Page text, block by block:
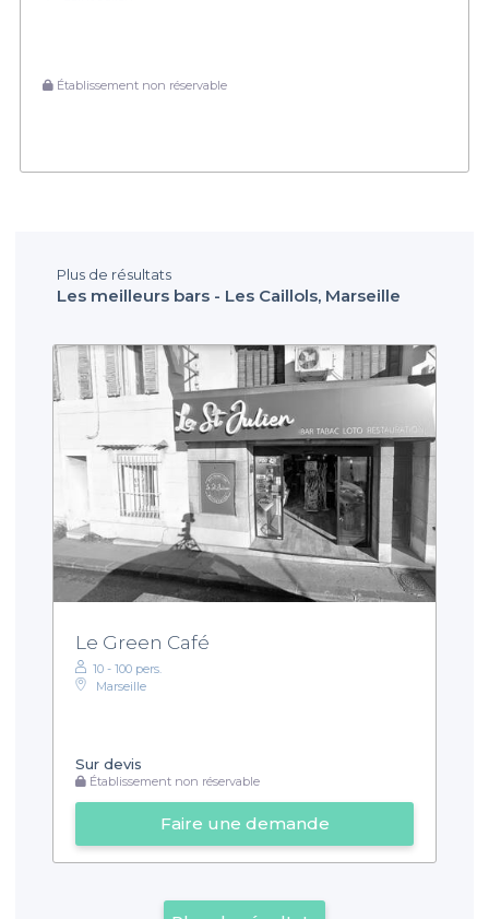
Établissement non réservable
Plus de résultats
Les meilleurs bars - Les Caillols, Marseille
Le Green Café
10 - 100 pers.
Marseille
Sur devis
Établissement non réservable
Faire une demande